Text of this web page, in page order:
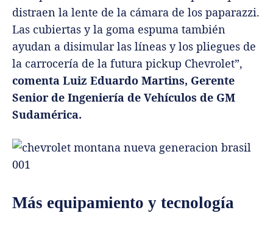
distraen la lente de la cámara de los paparazzi.
Las cubiertas y la goma espuma también
ayudan a disimular las líneas y los pliegues de
la carrocería de la futura pickup Chevrolet”,
comenta Luiz Eduardo Martins, Gerente
Senior de Ingeniería de Vehículos de GM
Sudamérica.
Más equipamiento y tecnología